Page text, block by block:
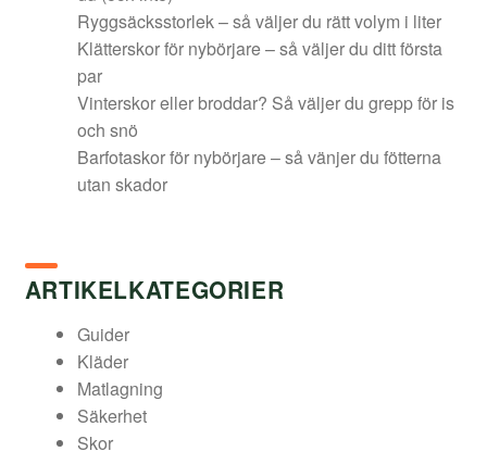
Ryggsäcksstorlek – så väljer du rätt volym i liter
Klätterskor för nybörjare – så väljer du ditt första
par
Vinterskor eller broddar? Så väljer du grepp för is
och snö
Barfotaskor för nybörjare – så vänjer du fötterna
utan skador
ARTIKELKATEGORIER
Guider
Kläder
Matlagning
Säkerhet
Skor